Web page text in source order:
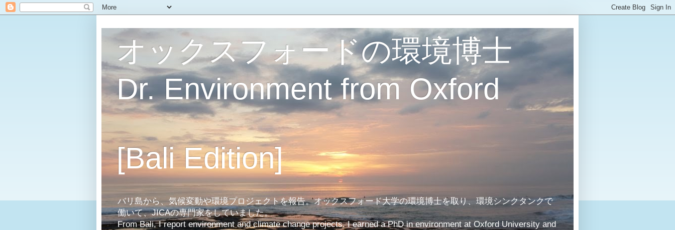
オックスフォードの環境博士
Dr. Environment from Oxford
[Bali Edition]
バリ島から、気候変動や環境プロジェクトを報告。オックスフォード大学の環境博士を取り、環境シンクタンクで
働いて、JICAの専門家をしていました。
From Bali, I report environment and climate change projects. I earned a PhD in environment at Oxford University and